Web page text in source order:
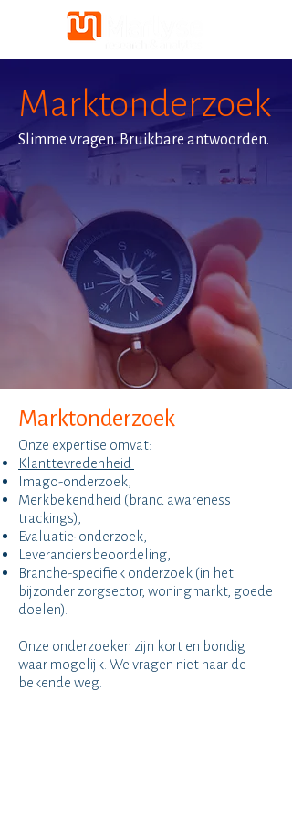
Marktonderzoek
Slimme vragen. Bruikbare antwoorden.
Marktonderzoek
Onze expertise omvat:
Klanttevredenheid
Imago-onderzoek,
Merkbekendheid (brand awareness
trackings),
Evaluatie-onderzoek,
Leveranciersbeoordeling,
Branche-specifiek onderzoek (in het
bijzonder zorgsector, woningmarkt, goede
doelen).
Onze onderzoeken zijn kort en bondig
waar mogelijk. We vragen niet naar de
bekende weg.